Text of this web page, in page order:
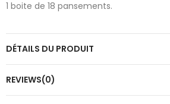
1 boite de 18 pansements.
DÉTAILS DU PRODUIT
REVIEWS(0)